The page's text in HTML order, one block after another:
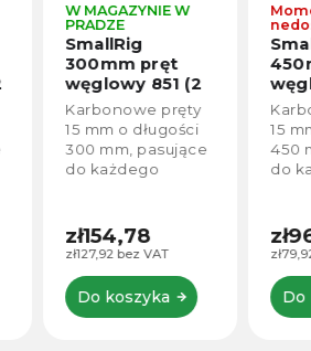
SmallRig
300mm pręt
węglowy 851 (2
szt.)
Nejpoužívanější
délka
W MAGAZYNIE W
PRADZE
zł127,92 bez VAT
zł154,78
Do koszyka
Karbonowe pręty
15 mm o długości
300 mm, pasujące
do każdego
szt.)
Do
15
450
do